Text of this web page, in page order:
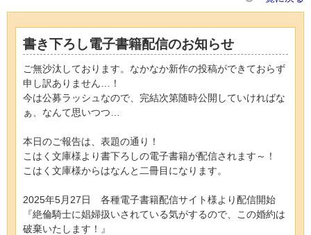
書き下ろし電子書籍配信のお知らせ
ご無沙汰しております。なかなか新作の投稿ができておらず
申し訳ありません…！
今は公募ラッシュなので、完結次第随時公開していければな
ぁ、なんて思いつつ…
本日のご報告は、表題の通り！
こはく文庫様より書下ろしの電子書籍が配信されます～！
こはく文庫様からはなんと二冊目になります。
2025年5月27日 各種電子書籍配信サイト様より配信開始
『絶倫騎士に娼婦扱いされている気がするので、この婚約は
破棄いたします！』